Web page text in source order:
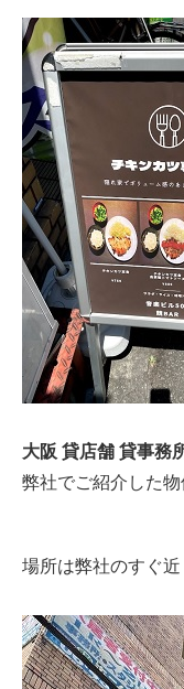
大阪 貸店舗 貸事務
弊社でご紹介した
場所は弊社のすぐ近